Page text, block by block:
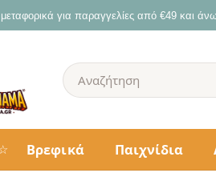
για παραγγελίες από €49 και
Αναζήτηση
για:
Βρεφικά Παιχνίδια